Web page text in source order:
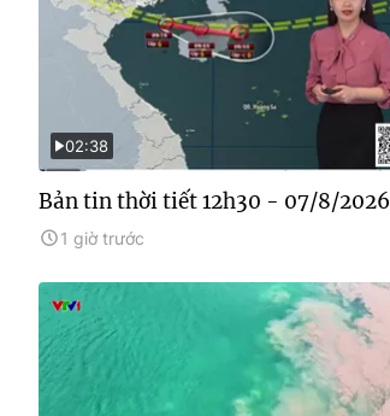
02:38
Bản tin thời tiết 12h30 - 07/8/2026
1 giờ trước